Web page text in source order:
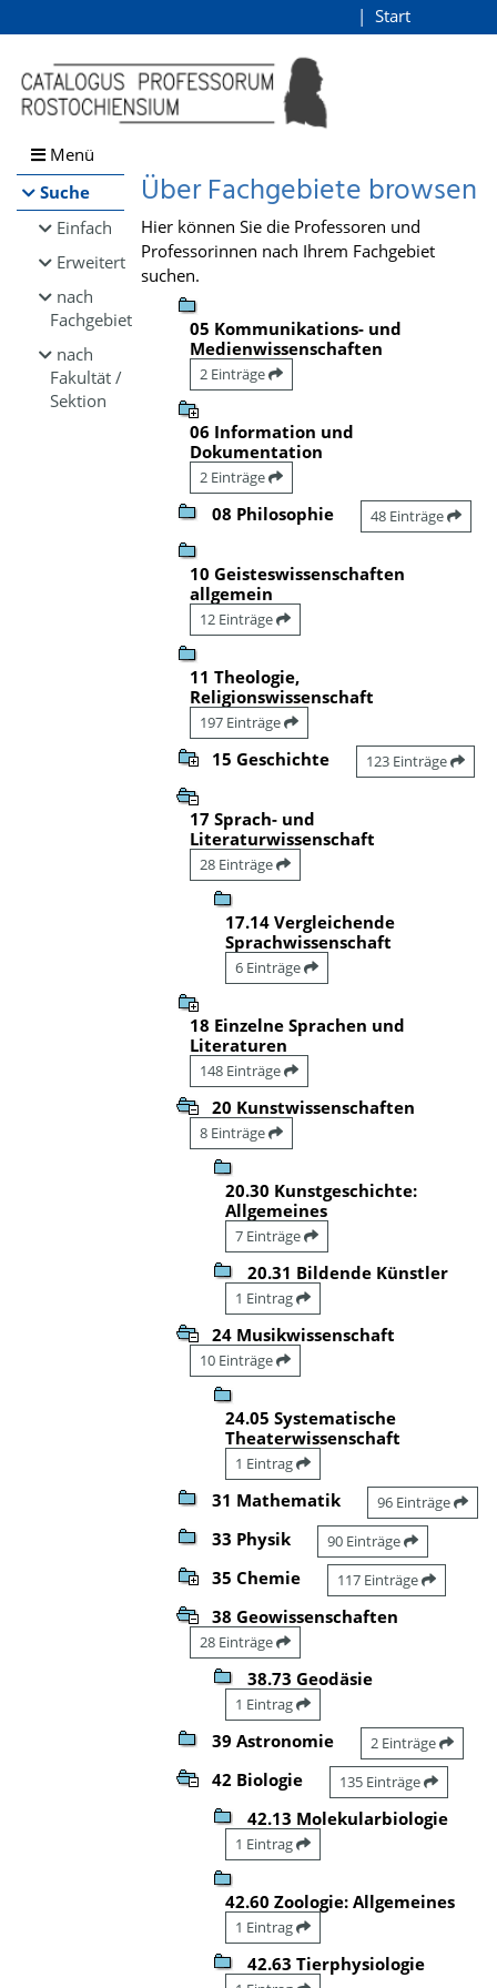
Browsen
direkt zum Inhalt
Start
Menü
Suche
Einfach
Erweitert
nach
Fachgebiet
nach
Fakultät /
Sektion
Über Fachgebiete browsen
Hier können Sie die Professoren und
Professorinnen nach Ihrem Fachgebiet
suchen.
05 Kommunikations- und
Medienwissenschaften
2 Einträge
06 Information und
Dokumentation
2 Einträge
08 Philosophie 48 Einträge
10 Geisteswissenschaften
allgemein
12 Einträge
11 Theologie,
Religionswissenschaft
197 Einträge
15 Geschichte 123 Einträge
17 Sprach- und
Literaturwissenschaft
28 Einträge
17.14 Vergleichende
Sprachwissenschaft
6 Einträge
18 Einzelne Sprachen und
Literaturen
148 Einträge
20 Kunstwissenschaften
8 Einträge
20.30 Kunstgeschichte:
Allgemeines
7 Einträge
20.31 Bildende Künstler
1 Eintrag
24 Musikwissenschaft
10 Einträge
24.05 Systematische
Theaterwissenschaft
1 Eintrag
31 Mathematik 96 Einträge
33 Physik 90 Einträge
35 Chemie 117 Einträge
38 Geowissenschaften
28 Einträge
38.73 Geodäsie
1 Eintrag
39 Astronomie 2 Einträge
42 Biologie 135 Einträge
42.13 Molekularbiologie
1 Eintrag
42.60 Zoologie: Allgemeines
1 Eintrag
42.63 Tierphysiologie